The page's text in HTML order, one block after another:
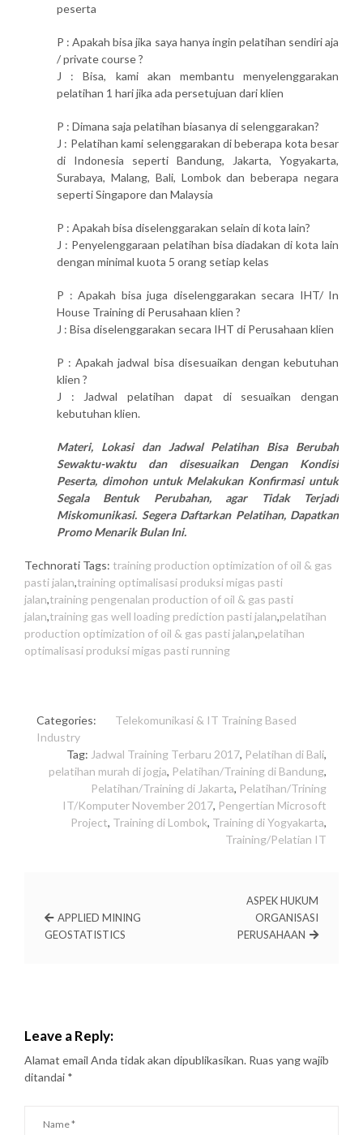
peserta
P : Apakah bisa jika saya hanya ingin pelatihan sendiri aja
/ private course ?
J : Bisa, kami akan membantu menyelenggarakan
pelatihan 1 hari jika ada persetujuan dari klien
P : Dimana saja pelatihan biasanya di selenggarakan?
J : Pelatihan kami selenggarakan di beberapa kota besar
di Indonesia seperti Bandung, Jakarta, Yogyakarta,
Surabaya, Malang, Bali, Lombok dan beberapa negara
seperti Singapore dan Malaysia
P : Apakah bisa diselenggarakan selain di kota lain?
J : Penyelenggaraan pelatihan bisa diadakan di kota lain
dengan minimal kuota 5 orang setiap kelas
P : Apakah bisa juga diselenggarakan secara IHT/ In
House Training di Perusahaan klien ?
J : Bisa diselenggarakan secara IHT di Perusahaan klien
P : Apakah jadwal bisa disesuaikan dengan kebutuhan
klien ?
J : Jadwal pelatihan dapat di sesuaikan dengan
kebutuhan klien.
Materi, Lokasi dan Jadwal Pelatihan Bisa Berubah
Sewaktu-waktu dan disesuaikan Dengan Kondisi
Peserta, dimohon untuk Melakukan Konfirmasi untuk
Segala Bentuk Perubahan, agar Tidak Terjadi
Miskomunikasi. Segera Daftarkan Pelatihan, Dapatkan
Promo Menarik Bulan Ini.
Technorati Tags: training production optimization of oil & gas
pasti jalan,training optimalisasi produksi migas pasti
jalan,training pengenalan production of oil & gas pasti
jalan,training gas well loading prediction pasti jalan,pelatihan
production optimization of oil & gas pasti jalan,pelatihan
optimalisasi produksi migas pasti running
Categories: Telekomunikasi & IT Training Based
Industry
Tag: Jadwal Training Terbaru 2017, Pelatihan di Bali,
pelatihan murah di jogja, Pelatihan/Training di Bandung,
Pelatihan/Training di Jakarta, Pelatihan/Trining
IT/Komputer November 2017, Pengertian Microsoft
Project, Training di Lombok, Training di Yogyakarta,
Training/Pelatian IT
APPLIED MINING
GEOSTATISTICS
ASPEK HUKUM
ORGANISASI
PERUSAHAAN
Leave a Reply:
Alamat email Anda tidak akan dipublikasikan. Ruas yang wajib
ditandai *